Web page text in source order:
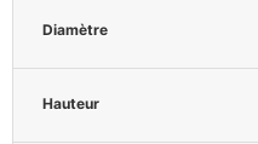
Diamètre
Hauteur